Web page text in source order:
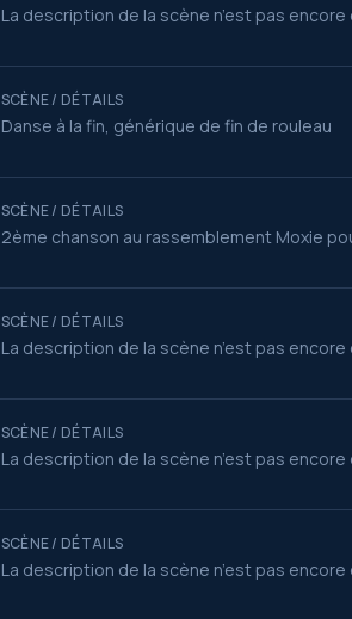
La description de la scène n’est pas
SCÈNE / DÉTAILS
Danse à la fin, générique de fin de rouleau
SCÈNE / DÉTAILS
2ème chanson au rassemblement Moxie
SCÈNE / DÉTAILS
La description de la scène n’est pas
SCÈNE / DÉTAILS
La description de la scène n’est pas
SCÈNE / DÉTAILS
La description de la scène n’est pas